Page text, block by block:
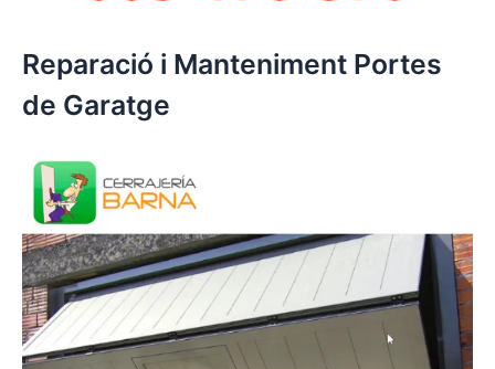
Reparació i Manteniment Portes
de Garatge